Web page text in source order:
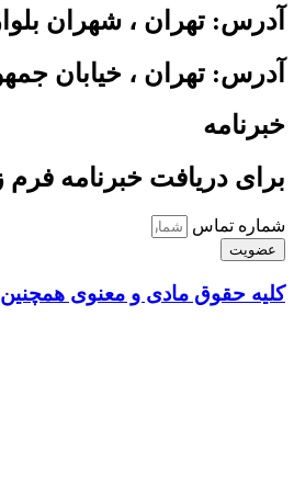
آدرس: تهران ، شهران بلوار
آدرس: تهران ، خیابان
خبرنامه
برای دریافت خبرنامه فرم
شماره تماس
عضویت
کلیه حقوق مادی و معنوی